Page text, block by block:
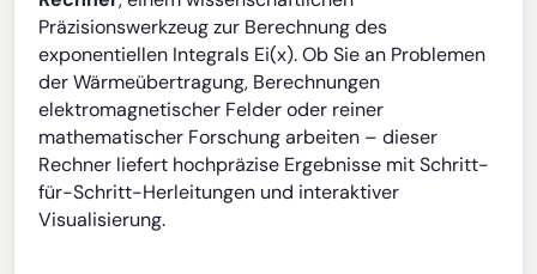
Präzisionswerkzeug zur Berechnung des
exponentiellen Integrals Ei(x). Ob Sie an Problemen
der Wärmeübertragung, Berechnungen
elektromagnetischer Felder oder reiner
mathematischer Forschung arbeiten – dieser
Rechner liefert hochpräzise Ergebnisse mit Schritt-
für-Schritt-Herleitungen und interaktiver
Visualisierung.